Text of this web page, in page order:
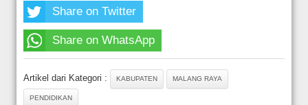
Share on Twitter
Share on WhatsApp
Artikel dari Kategori : KABUPATEN MALANG RAYA
PENDIDIKAN